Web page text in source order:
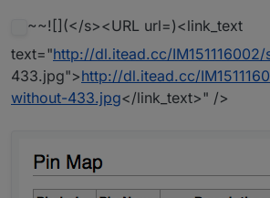
~~![](</s><URL url=)<link_text
text="http://dl.itead.cc/
433.jpg">http://dl.itead.cc/
without-433.jpg</link_text>" />